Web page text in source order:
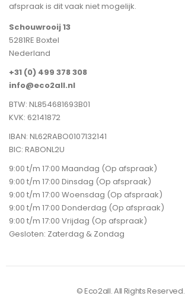
afspraak is dit vaak niet mogelijk.
Schouwrooij 13
5281RE Boxtel
Nederland
+31 (0) 499 378 308
info@eco2all.nl
BTW: NL854681693B01
KVK: 62141872
IBAN: NL62RABO0107132141
BIC: RABONL2U
9:00 t/m 17:00 Maandag (Op afspraak)
9:00 t/m 17:00 Dinsdag (Op afspraak)
9:00 t/m 17:00 Woensdag (Op afspraak)
9:00 t/m 17:00 Donderdag (Op afspraak)
9:00 t/m 17:00 Vrijdag (Op afspraak)
Gesloten: Zaterdag & Zondag
© Eco2all. All Rights Reserved.